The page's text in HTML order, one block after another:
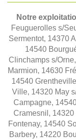
Notre
Feuguerolles s/
Sermentot, 14370
14540
Clinchamps s/
Marmion, 14630
14540
Ville, 14320 May
Campagne,
Cramesnil,
Fontenay, 14540
Barbery, 14220